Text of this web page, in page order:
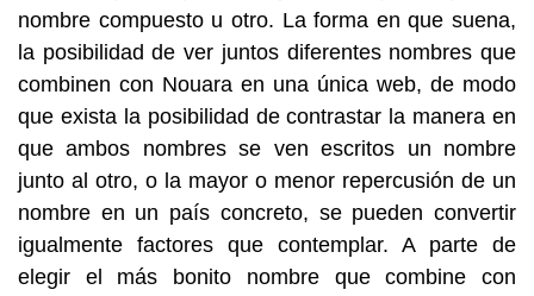
nombre compuesto u otro. La forma en que suena,
la posibilidad de ver juntos diferentes nombres que
combinen con Nouara en una única web, de modo
que exista la posibilidad de contrastar la manera en
que ambos nombres se ven escritos un nombre
junto al otro, o la mayor o menor repercusión de un
nombre en un país concreto, se pueden convertir
igualmente factores que contemplar. A parte de
elegir el más bonito nombre que combine con